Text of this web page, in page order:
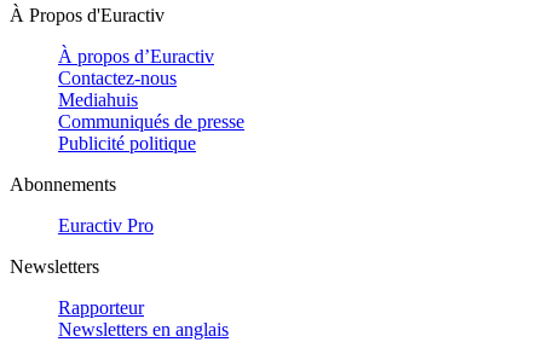
À Propos d'Euractiv
À propos d’Euractiv
Contactez-nous
Mediahuis
Communiqués de presse
Publicité politique
Abonnements
Euractiv Pro
Newsletters
Rapporteur
Newsletters en anglais